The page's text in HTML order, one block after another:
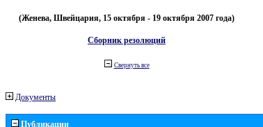
(Женева, Швейцария, 15 октября - 19 октября 2007 года)
Сборник резолюций
Свернуть все
Документы
Публикации